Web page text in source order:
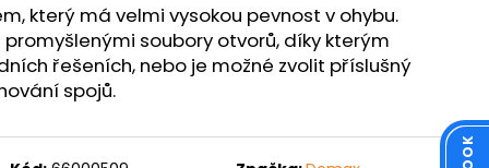
který má velmi vysokou pevnost v ohybu.
soubory otvorů, díky kterým
řešeních, nebo je možné zvolit příslušný
spojů.